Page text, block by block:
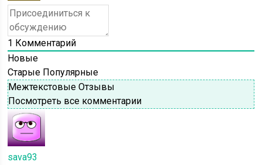
1 Комментарий
Новые
Старые Популярные
Межтекстовые Отзывы
Посмотреть все комментарии
sava93